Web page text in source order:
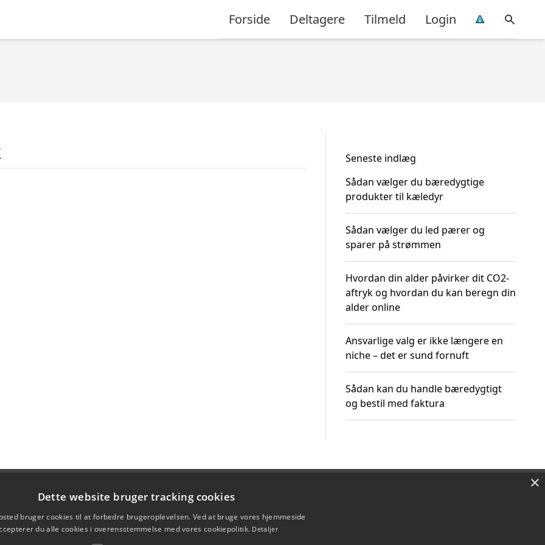
Forside Deltagere Tilmeld Login
Seneste indlæg
Sådan vælger du bæredygtige
produkter til kæledyr
Sådan vælger du led pærer og
sparer på strømmen
Hvordan din alder påvirker dit CO2-
aftryk og hvordan du kan beregn din
alder online
Ansvarlige valg er ikke længere en
niche – det er sund fornuft
Sådan kan du handle bæredygtigt
og bestil med faktura
×
Dette website bruger tracking cookies
bruger cookies til at forbedre brugeroplevelsen. Ved at bruge vores hjemmeside
du alle cookies i overensstemmelse med vores cookiepolitik. Detaljer